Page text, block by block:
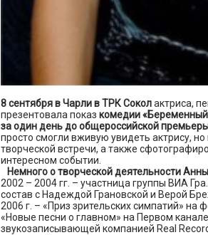
8 сентября в Чарли в ТРК Соколактриса,
презентовала показ комедии
за один день до общероссийской
просто смогли вживую увидеть актрису,
творческой встречи, а также
интересном событии.
Немного о творческой деятельности Анны
2002 – 2004 гг. – участница группы ВИА
состав с Надеждой Грановской и Верой
2006 г. – «Приз зрительских симпатий»
«Новые песни о главном» на Первом
звукозаписывающей компанией Real